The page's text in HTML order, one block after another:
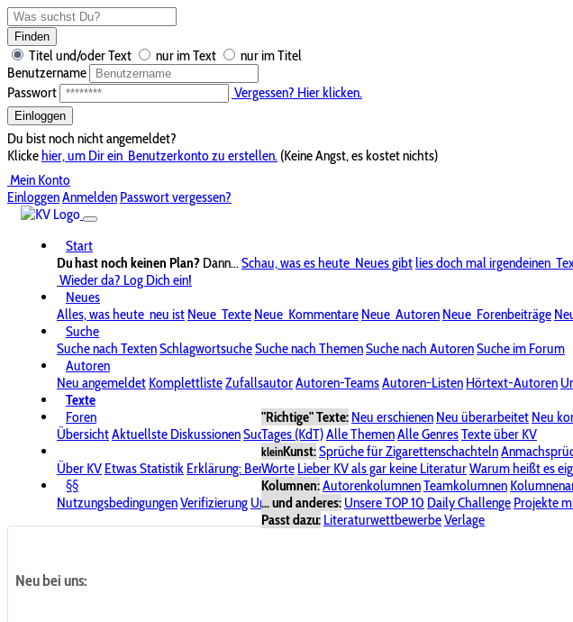
Finden
Titel und/oder Text nur im Text
nur im Titel
Benutzername
Passwort
Vergessen? Hier klicken.
Einloggen
Du bist noch nicht angemeldet?
Klickehier, um Dir ein Benutzerkonto zu erstellen. (Keine Angst, es kostet nichts)
Mein Konto
EinloggenAnmelden Passwort vergessen?
Start
Du hast noch keinen Plan? Dann...Schau, was es heute Neues gibtlies doch mal irgendeinen
Wieder da? Log Dich ein!
Neues
Alles, was heute neu ist Neue Texte Neue Kommentare Neue Autoren Neue Forenbeiträge
Suche
Suche nach TextenSchlagwortsucheSuche nach ThemenSuche nach AutorenSuche im Forum
Autoren
Neu angemeldet KomplettlisteZufallsautorAutoren-TeamsAutoren-Listen Hörtext-Autoren
Texte
"Richtige" Texte: Neu erschienen Neu überarbeitet Neu
Tages (KdT)Alle ThemenAlle GenresTexte über KV
kleinKunst:Sprüche für Zigarettenschachteln
Worte Lieber KV als gar keine LiteraturWarum heißt es
Kolumnen:AutorenkolumnenTeamkolumnen
... und anderes: Unsere TOP 10 Daily Challenge Projekte
Passt dazu: LiteraturwettbewerbeVerlage
Foren
ÜbersichtAktuellste DiskussionenSuche im ForumBereich "KV-Board"Bereich "Literatur &
Über KV Etwas Statistik Erklärung: BenutzersymboleSpende für KV Unsere SpenderlisteAlle
§§
NutzungsbedingungenVerifizierung UrheberrechtAvatare & BilderStalking
Neu bei uns: